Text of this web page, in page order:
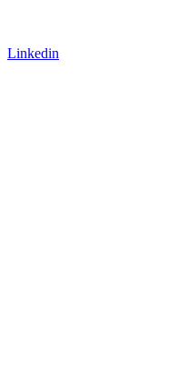
Linkedin